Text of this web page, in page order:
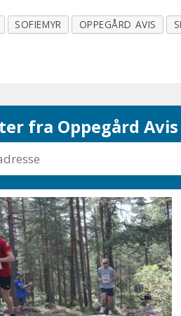
SOFIEMYR OPPEGÅRD AVIS
fra Oppegård